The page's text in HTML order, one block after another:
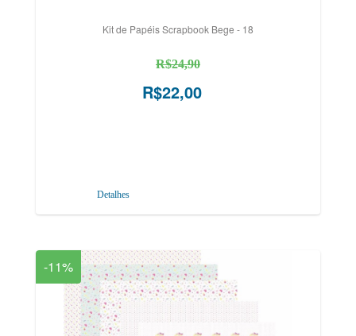
Kit de Papéis Scrapbook Bege - 18
R$24,90
R$22,00
Detalhes
-11%